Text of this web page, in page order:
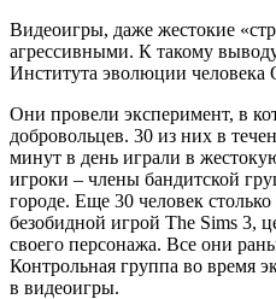
Видеоигры, даже жестокие
агрессивными. К такому
Института эволюции
Они провели эксперимент, в
добровольцев. 30 из них в
минут в день играли в
игроки – члены бандитской
городе. Еще 30 человек
безобидной игрой The Sims 3,
своего персонажа. Все они
Контрольная группа во время
в видеоигры.